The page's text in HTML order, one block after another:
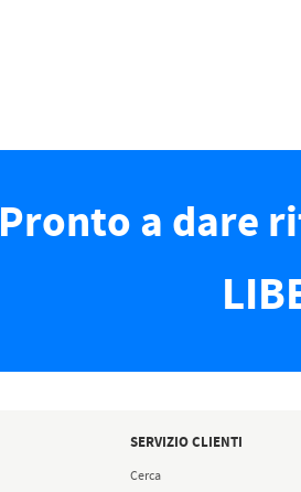
Pronto a dare
SERVIZIO CLIENTI
Cerca